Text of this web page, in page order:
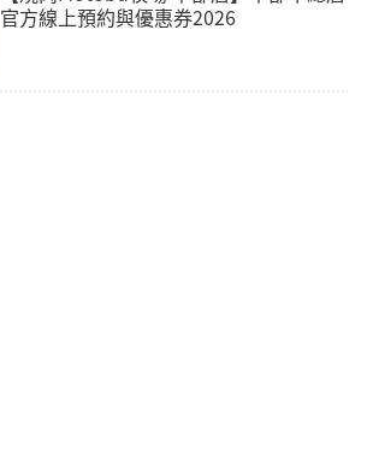
官方線上預約與優惠券2026